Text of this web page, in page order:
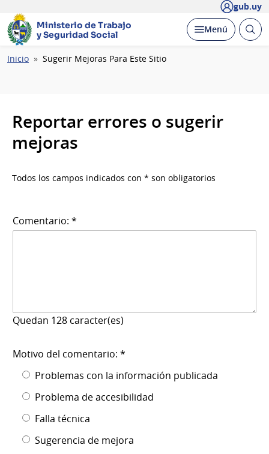
gub.uy
Ministerio de Trabajo
y Seguridad Social
Desplegar
Menú Abrir
Ruta
Inicio Sugerir Mejoras Para Este Sitio
Reportar errores o sugerir
mejoras
Todos los campos indicados con * son obligatorios
Comentario: *
Quedan 128 caracter(es)
Motivo del comentario: *
Problemas con la información publicada
Problema de accesibilidad
Falla técnica
Sugerencia de mejora